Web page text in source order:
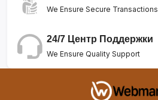
We Ensure Secure Transactions
24/7 Центр Поддержки
We Ensure Quality Support